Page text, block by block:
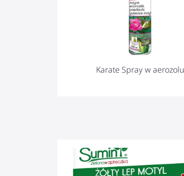
Karate Spray w aerozolu